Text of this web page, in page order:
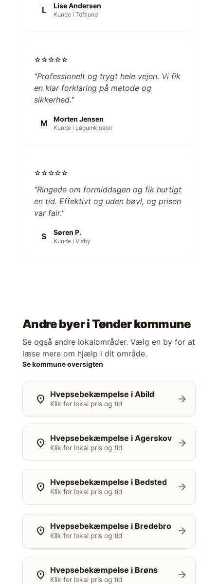
L Lise Andersen
Kunde i Toftlund
starstarstarstarstar
"Professionelt og trygt hele vejen. Vi fik
en klar forklaring på metode og
sikkerhed."
M Morten Jensen
Kunde i Løgumkloster
starstarstarstarstar
"Ringede om formiddagen og fik hurtigt
en tid. Effektivt og uden bøvl, og prisen
var fair."
S Søren P.
Kunde i Visby
Andre byer iTønder kommune
Se også andre lokalområder. Vælg en by for at
læse mere om hjælp i dit område.
Se kommune oversigten
location_on Hvepsebekæmpelse i Abild
Klik for lokal pris og tid arrow_forward
location_on Hvepsebekæmpelse i Agerskov
Klik for lokal pris og tid arrow_forward
location_on Hvepsebekæmpelse i Bedsted
Klik for lokal pris og tid arrow_forward
location_on Hvepsebekæmpelse i Bredebro
Klik for lokal pris og tid arrow_forward
location_on Hvepsebekæmpelse i Brøns
Klik for lokal pris og tid arrow_forward